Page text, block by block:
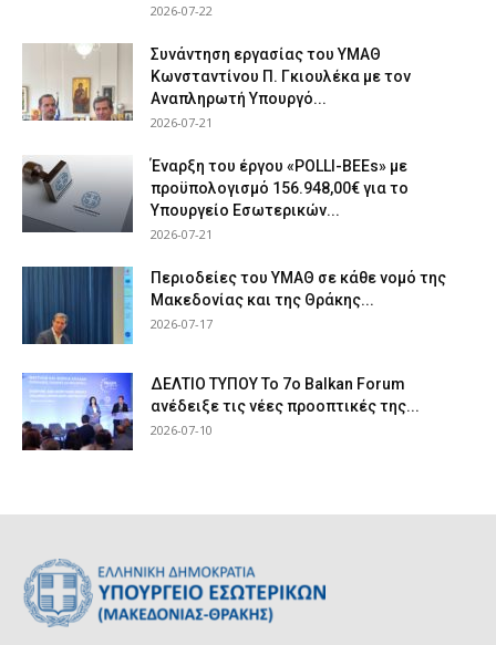
2026-07-22
Συνάντηση εργασίας του ΥΜΑΘ
Κωνσταντίνου Π. Γκιουλέκα με τον
Αναπληρωτή Υπουργό...
2026-07-21
Έναρξη του έργου «POLLI-BEEs» με
προϋπολογισμό 156.948,00€ για το
Υπουργείο Εσωτερικών...
2026-07-21
Περιοδείες του ΥΜΑΘ σε κάθε νομό της
Μακεδονίας και της Θράκης...
2026-07-17
ΔΕΛΤΙΟ ΤΥΠΟΥ Το 7ο Balkan Forum
ανέδειξε τις νέες προοπτικές της...
2026-07-10